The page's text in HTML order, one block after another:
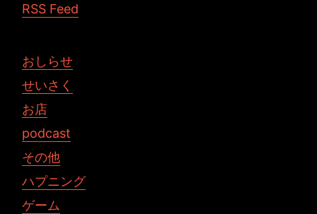
RSS Feed
おしらせ
せいさく
お店
podcast
その他
ハプニング
ゲーム